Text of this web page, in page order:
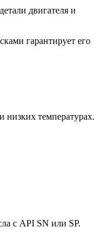
двигателя и
гарантирует его
низких температурах.
с API SN или SP.